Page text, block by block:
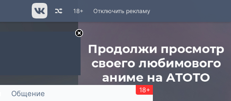
Отключить рекламу
18+
Общение 18+